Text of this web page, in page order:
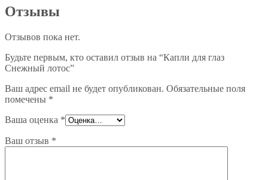
Отзывы
Отзывов пока нет.
Будьте первым, кто оставил отзыв на “Капли для глаз
Снежный лотос”
Ваш адрес email не будет опубликован. Обязательные поля
помечены *
Ваша оценка *
Ваш отзыв *